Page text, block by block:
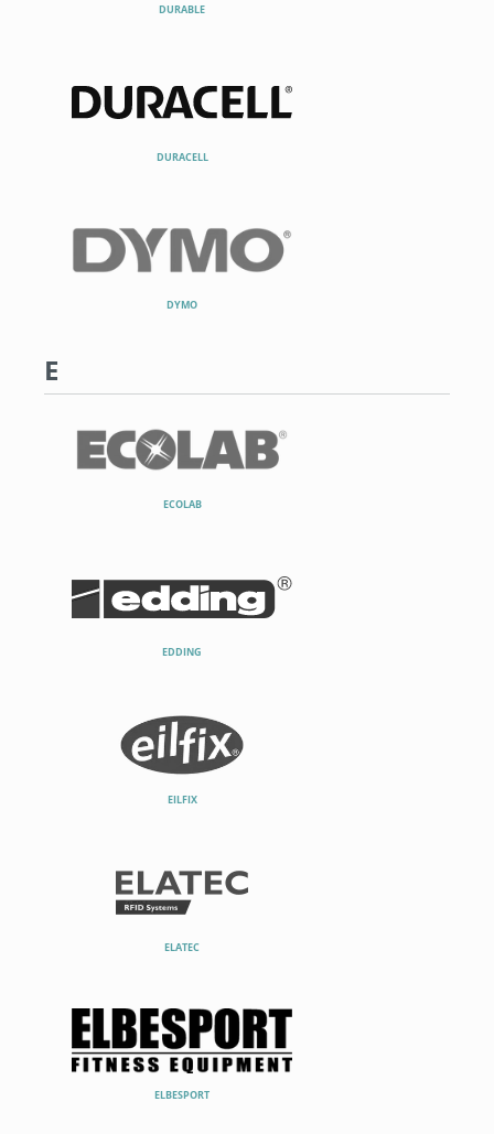
DURABLE
DURACELL
DYMO
E
ECOLAB
EDDING
EILFIX
ELATEC
ELBESPORT